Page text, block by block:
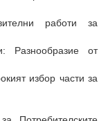
работи за
Разнообразие от
избор части за